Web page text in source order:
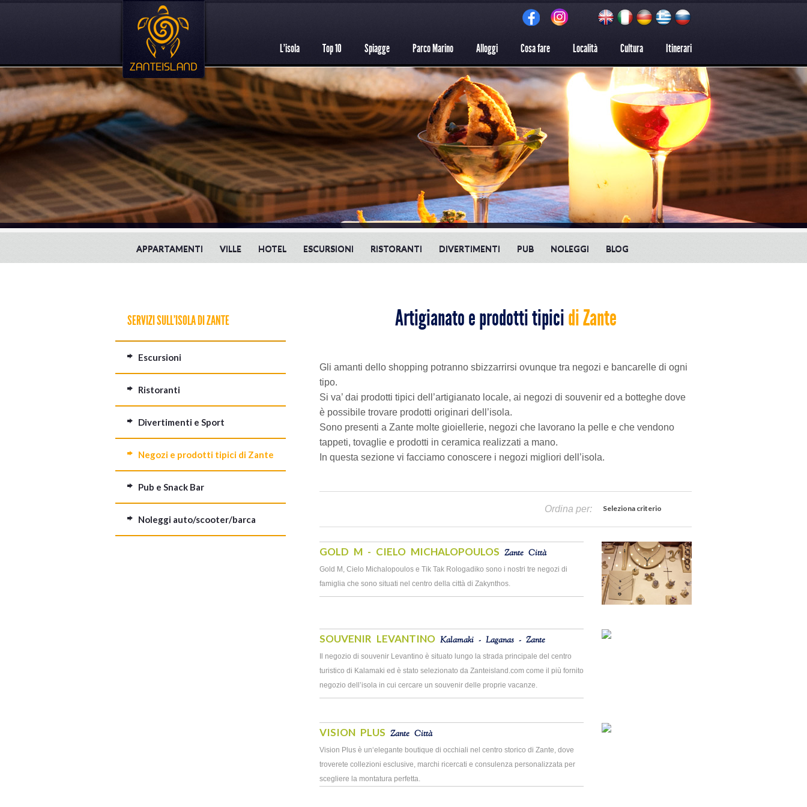
L'isola Top 10 Spiagge Parco Marino Alloggi Cosa fare Località Cultura Itinerari
APPARTAMENTI VILLE HOTEL ESCURSIONI RISTORANTI DIVERTIMENTI PUB NOLEGGI BLOG
Artigianato e prodotti tipicidi Zante
Gli amanti dello shopping potranno sbizzarrirsi ovunque tra negozi e bancarelle di ogni
tipo.
Si va’ dai prodotti tipici dell’artigianato locale, ai negozi di souvenir ed a botteghe dove
è possibile trovare prodotti originari dell’isola.
Sono presenti a Zante molte gioiellerie, negozi che lavorano la pelle e che vendono
tappeti, tovaglie e prodotti in ceramica realizzati a mano.
In questa sezione vi facciamo conoscere i negozi migliori dell’isola.
Ordina per: Seleziona criterio
GOLD M - CIELO MICHALOPOULOS Zante Città
Gold M, Cielo Michalopoulos e Tik Tak Rologadiko sono i nostri tre negozi di
famiglia che sono situati nel centro della città di Zakynthos.
SOUVENIR LEVANTINO Kalamaki - Laganas - Zante
Il negozio di souvenir Levantino è situato lungo la strada principale del centro
turistico di Kalamaki ed è stato selezionato da Zanteisland.com come il più fornito
negozio dell’isola in cui cercare un souvenir delle proprie vacanze.
VISION PLUS Zante Città
Vision Plus è un‘elegante boutique di occhiali nel centro storico di Zante, dove
troverete collezioni esclusive, marchi ricercati e consulenza personalizzata per
scegliere la montatura perfetta.
SERVIZI SULL'ISOLA DI ZANTE
Escursioni
Ristoranti
Divertimenti e Sport
Negozi e prodotti tipici di Zante
Pub e Snack Bar
Noleggi auto/scooter/barca